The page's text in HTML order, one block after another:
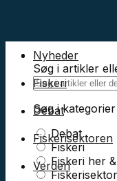
Søg i artikler
Søg i kategorier
Debat
Fiskeri
Fiskeri her
Nyheder
Fiskeri
Debat
Fiskerisektoren
Verden